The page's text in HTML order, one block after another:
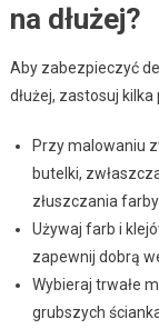
na dłużej?
Aby zabezpieczyć
dłużej, zastosuj
Przy malowaniu
butelki,
złuszczania farby.
Używaj farb i
zapewnij dobrą
Wybieraj trwałe
grubszych